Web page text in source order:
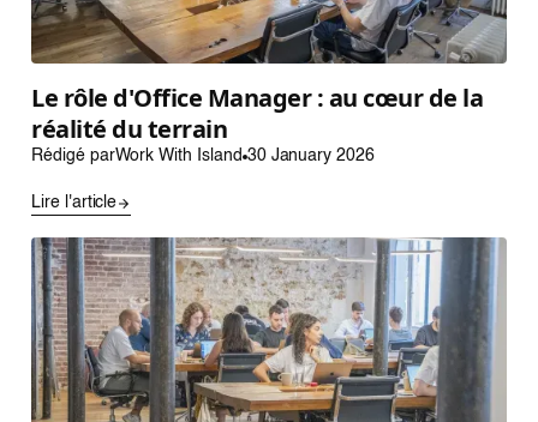
Le rôle d'Office Manager : au cœur de la
réalité du terrain
Rédigé parWork With Island 30 January 2026
Lire l'article